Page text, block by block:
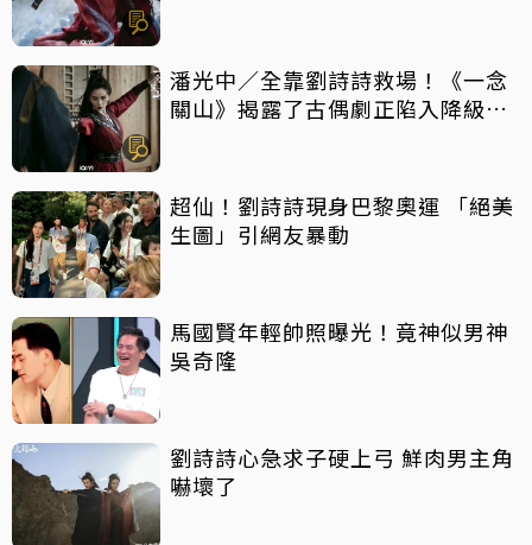
潘光中／全靠劉詩詩救場！《一念
關山》揭露了古偶劇正陷入降級消
超仙！劉詩詩現身巴黎奧運 「絕美
生圖」引網友暴動
馬國賢年輕帥照曝光！竟神似男神
吳奇隆
劉詩詩心急求子硬上弓 鮮肉男主角
嚇壞了